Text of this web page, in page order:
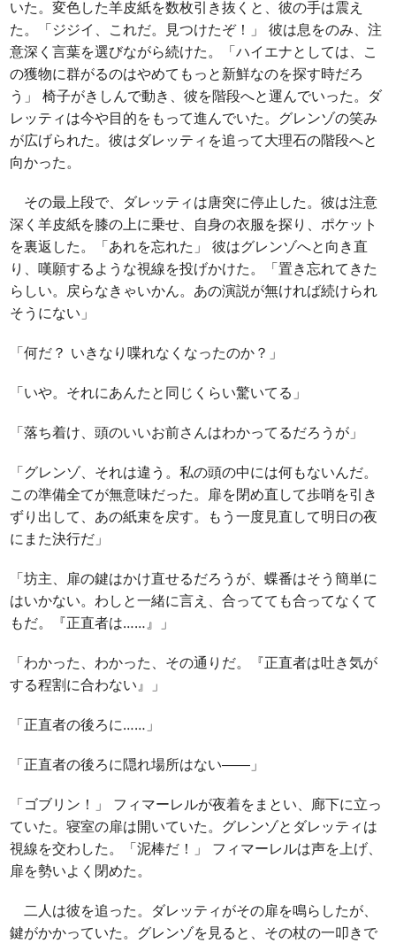
いた。変色した羊皮紙を数枚引き抜くと、彼の手は震え
た。「ジジイ、これだ。見つけたぞ！」 彼は息をのみ、注
意深く言葉を選びながら続けた。「ハイエナとしては、こ
の獲物に群がるのはやめてもっと新鮮なのを探す時だろ
う」 椅子がきしんで動き、彼を階段へと運んでいった。ダ
レッティは今や目的をもって進んでいた。グレンゾの笑み
が広げられた。彼はダレッティを追って大理石の階段へと
向かった。
その最上段で、ダレッティは唐突に停止した。彼は注意
深く羊皮紙を膝の上に乗せ、自身の衣服を探り、ポケット
を裏返した。「あれを忘れた」 彼はグレンゾへと向き直
り、嘆願するような視線を投げかけた。「置き忘れてきた
らしい。戻らなきゃいかん。あの演説が無ければ続けられ
そうにない」
「何だ？ いきなり喋れなくなったのか？」
「いや。それにあんたと同じくらい驚いてる」
「落ち着け、頭のいいお前さんはわかってるだろうが」
「グレンゾ、それは違う。私の頭の中には何もないんだ。
この準備全てが無意味だった。扉を閉め直して歩哨を引き
ずり出して、あの紙束を戻す。もう一度見直して明日の夜
にまた決行だ」
「坊主、扉の鍵はかけ直せるだろうが、蝶番はそう簡単に
はいかない。わしと一緒に言え、合ってても合ってなくて
もだ。『正直者は……』」
「わかった、わかった、その通りだ。『正直者は吐き気が
する程割に合わない』」
「正直者の後ろに……」
「正直者の後ろに隠れ場所はない――」
「ゴブリン！」 フィマーレルが夜着をまとい、廊下に立っ
ていた。寝室の扉は開いていた。グレンゾとダレッティは
視線を交わした。「泥棒だ！」 フィマーレルは声を上げ、
扉を勢いよく閉めた。
二人は彼を追った。ダレッティがその扉を鳴らしたが、
鍵がかかっていた。グレンゾを見ると、その杖の一叩きで